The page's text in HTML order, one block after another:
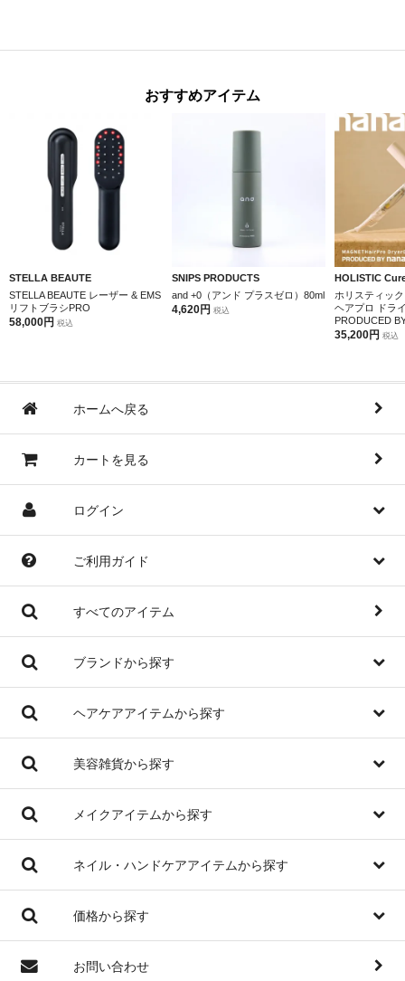
おすすめアイテム
STELLA BEAUTE
STELLA BEAUTE レーザー & EMS
リフトブラシPRO
58,000円 税込
SNIPS PRODUCTS
and +0（アンド プラスゼロ）80ml
4,620円 税込
HOLISTIC
ホリスティッ
ヘアプロ ドラ
PRODUCED
35,200円 税込
ホームへ戻る
カートを見る
ログイン
ご利用ガイド
すべてのアイテム
ブランドから探す
ヘアケアアイテムから探す
美容雑貨から探す
メイクアイテムから探す
ネイル・ハンドケアアイテムから探す
価格から探す
お問い合わせ